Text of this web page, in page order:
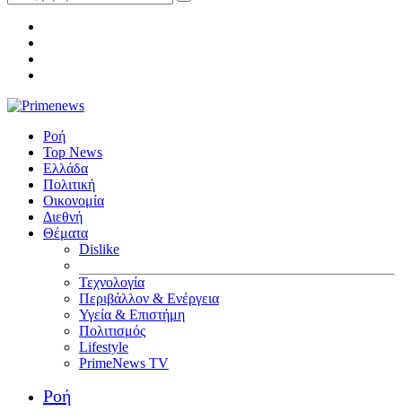
Ροή
Top News
Ελλάδα
Πολιτική
Οικονομία
Διεθνή
Θέματα
Dislike
Τεχνολογία
Περιβάλλον & Ενέργεια
Υγεία & Επιστήμη
Πολιτισμός
Lifestyle
PrimeNews TV
Ροή